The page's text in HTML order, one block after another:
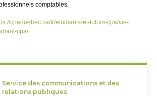
comptables.
cpaquebec.ca/fr/etudiants-et-futurs-cpa/vie-
cpa/
Service des communications et des
relations publiques